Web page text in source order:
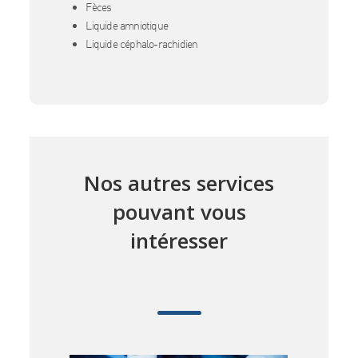
Fèces
Liquide amniotique
Liquide céphalo-rachidien
Nos autres services
pouvant vous
intéresser